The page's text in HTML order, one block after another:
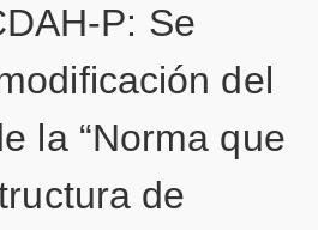
P: Se
del
la “Norma que
de